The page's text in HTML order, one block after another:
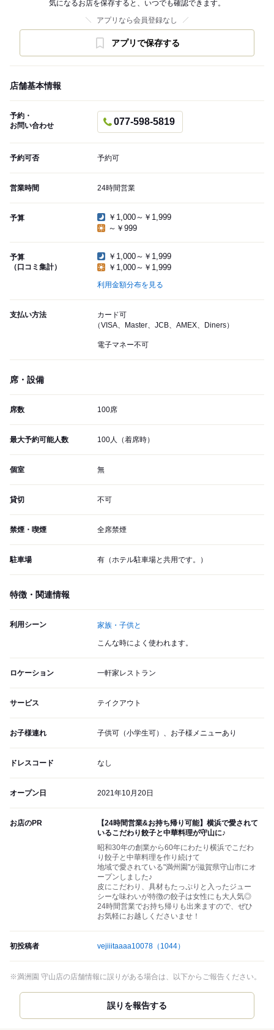
気になるお店を保存すると、いつでも確認できます。
アプリなら会員登録なし
アプリで保存する
店舗基本情報
予約・
お問い合わせ
077-598-5819
予約可否 予約可
営業時間 24時間営業
予算
￥1,000～￥1,999
～￥999
予算
（口コミ集計）
￥1,000～￥1,999
￥1,000～￥1,999
利用金額分布を見る
支払い方法
カード可
（VISA、Master、JCB、AMEX、Diners）
電子マネー不可
席・設備
席数 100席
最大予約可能人数 100人（着席時）
個室 無
貸切 不可
禁煙・喫煙 全席禁煙
駐車場 有（ホテル駐車場と共用です。）
特徴・関連情報
利用シーン 家族・子供と
こんな時によく使われます。
ロケーション 一軒家レストラン
サービス テイクアウト
お子様連れ 子供可（小学生可）、お子様メニューあり
ドレスコード なし
オープン日 2021年10月20日
お店のPR
【24時間営業&お持ち帰り可能】横浜で愛されて
いるこだわり餃子と中華料理が守山に♪
昭和30年の創業から60年にわたり横浜でこだわ
り餃子と中華料理を作り続けて
地域で愛されている"満州園"が滋賀県守山市にオ
ープンしました♪
皮にこだわり、具材もたっぷりと入ったジュー
シーな味わいが特徴の餃子は女性にも大人気◎
24時間営業でお持ち帰りも出来ますので、ぜひ
お気軽にお越しくださいませ！
初投稿者 vejiiitaaaa10078 （1044）
※満洲園 守山店の店舗情報に誤りがある場合は、以下からご報告ください。
誤りを報告する